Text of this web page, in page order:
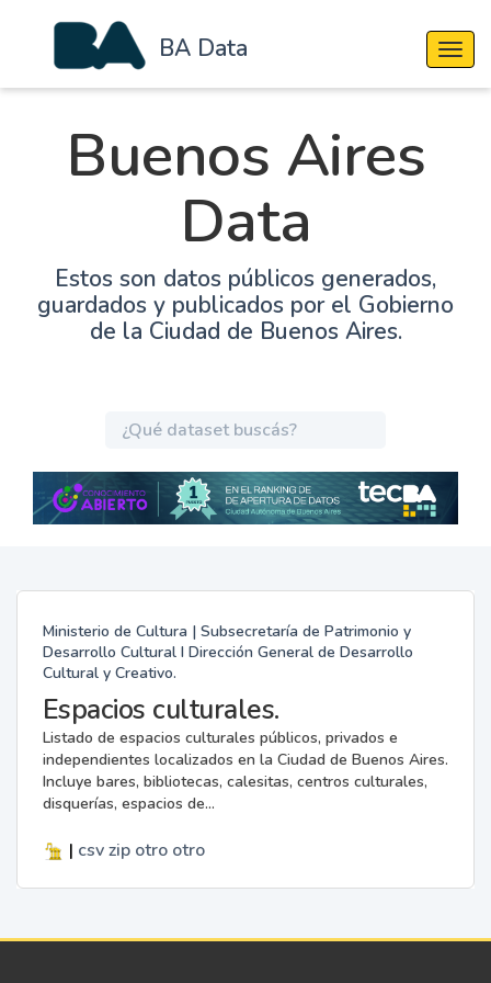
BA Data
Buenos Aires
Data
Estos son datos públicos generados,
guardados y publicados por el Gobierno
de la Ciudad de Buenos Aires.
Ministerio de Cultura | Subsecretaría de Patrimonio y
Desarrollo Cultural I Dirección General de Desarrollo
Cultural y Creativo.
Espacios culturales.
Listado de espacios culturales públicos, privados e
independientes localizados en la Ciudad de Buenos Aires.
Incluye bares, bibliotecas, calesitas, centros culturales,
disquerías, espacios de...
| csv zip otro otro